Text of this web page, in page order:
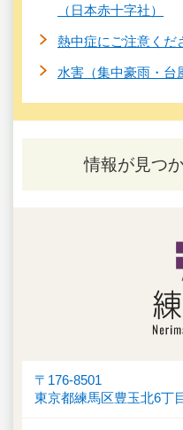
（日本赤十字社）
熱中症にご注意くだ
水害（集中豪雨・台
情報が見つ
〒176-8501
東京都練馬区豊玉北6丁